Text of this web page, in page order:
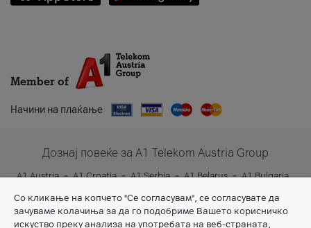
Member of
Начини на плаќање
Дознај повеќе за A1 Telekom Austria Group
A1 Austria A1 Croatia A1 Serbia A1 Belarus
A1 Bulgaria
Со кликање на копчето "Се согласувам", се согласувате да
зачуваме колачиња за да го подобриме Вашето корисничко
искуство преку анализа на употребата на веб-страната,